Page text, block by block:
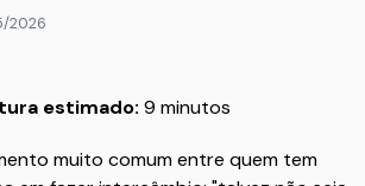
2026
estimado: 9 minutos
muito comum entre quem tem